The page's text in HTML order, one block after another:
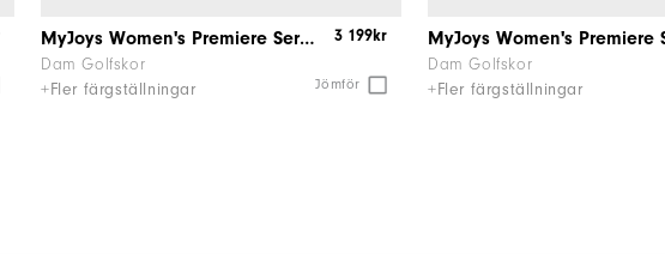
MyJoys Women's Premiere Series Packard
Dam Golfskor
Jömför
+Fler färgställningar
3 199kr
Dam Golfskor
+Fler färgställningar